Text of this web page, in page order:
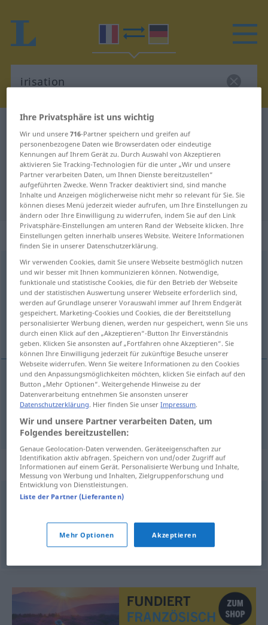
Französisch-Deutsch Übersetzung
für "irisation"
"irisation" Deutsch Übersetzung
„irisation“: féminin
irisation [iʀizasjõ]f
Übersicht aller Übersetzungen
(Für mehr Details die Übersetzung anklicken/antippen)
Irisieren, Schillern in den Regenbogenfarben
Irisierenn irisation
Schillernn in denRegenbogenfarben irisation
Synonyme für "irisation"
barboter,reflet
Ihre Privatsphäre ist uns wichtig
Wir und unsere716-Partner speichern und greifen auf
personenbezogene Daten wie Browserdaten oder eindeutige
Kennungen auf Ihrem Gerät zu. Durch Auswahl von Akzeptieren
aktivieren Sie Tracking-Technologien für die unter „Wir und unsere
Partner verarbeiten Daten, um Ihnen Dienste bereitzustellen“
aufgeführten Zwecke. Wenn Tracker deaktiviert sind, sind manche
Inhalte und Anzeigen möglicherweise nicht mehr so relevant für Sie. Sie
können dieses Menü jederzeit wieder aufrufen, um Ihre Einstellungen zu
ändern oder Ihre Einwilligung zu widerrufen, indem Sie auf den Link
Privatsphäre-Einstellungen am unteren Rand der Webseite klicken. Ihre
Einstellungen gelten innerhalb unseres Website. Weitere Informationen
finden Sie in unserer Datenschutzerklärung.
Wir verwenden Cookies, damit Sie unsere Webseite bestmöglich nutzen
und wir besser mit Ihnen kommunizieren können. Notwendige,
funktionale und statistische Cookies, die für den Betrieb der Webseite
und der statistischen Auswertung unserer Webseite erforderlich sind,
werden auf Grundlage unserer Vorauswahl immer auf Ihrem Endgerät
gespeichert. Marketing-Cookies und Cookies, die der Bereitstellung
personalisierter Werbung dienen, werden nur gespeichert, wenn Sie uns
durch einen Klick auf den „Akzeptieren“-Button Ihr Einverständnis
geben. Klicken Sie ansonsten auf „Fortfahren ohne Akzeptieren“. Sie
können Ihre Einwilligung jederzeit für zukünftige Besuche unserer
Webseite widerrufen. Wenn Sie weitere Informationen zu den Cookies
und den Anpassungsmöglichkeiten möchten, klicken Sie einfach auf den
Button „Mehr Optionen“. Weitergehende Hinweise zu der
Datenverarbeitung entnehmen Sie ansonsten unserer
Datenschutzerklärung. Hier finden Sie unserImpressum.
Wir und unsere Partner verarbeiten Daten, um
Folgendes bereitzustellen:
Genaue Geolocation-Daten verwenden. Geräteeigenschaften zur
Identifikation aktiv abfragen. Speichern von und/oder Zugriff auf
Informationen auf einem Gerät. Personalisierte Werbung und Inhalte,
Messung von Werbung und Inhalten, Zielgruppenforschung und
Entwicklung von Dienstleistungen.
Liste der Partner (Lieferanten)
Mehr Optionen Akzeptieren